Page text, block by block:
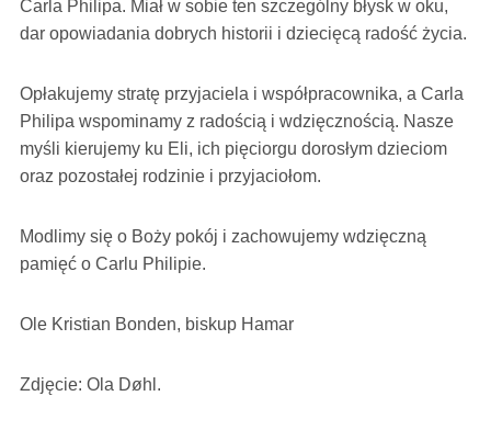
Carla Philipa. Miał w sobie ten szczególny błysk w oku,
dar opowiadania dobrych historii i dziecięcą radość życia.
Opłakujemy stratę przyjaciela i współpracownika, a Carla
Philipa wspominamy z radością i wdzięcznością. Nasze
myśli kierujemy ku Eli, ich pięciorgu dorosłym dzieciom
oraz pozostałej rodzinie i przyjaciołom.
Modlimy się o Boży pokój i zachowujemy wdzięczną
pamięć o Carlu Philipie.
Ole Kristian Bonden, biskup Hamar
Zdjęcie: Ola Døhl.